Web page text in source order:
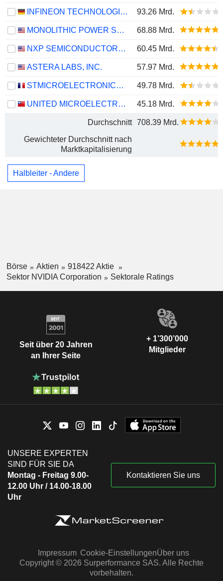
INFINEON TECHNOLOGIES AG 93.26 Mrd.
MONOLITHIC POWER SYSTEMS, INC. 68.88 Mrd.
NXP SEMICONDUCTORS N.V. 60.45 Mrd.
ASTERA LABS, INC. 57.97 Mrd.
STMICROELECTRONICS N.V. 49.78 Mrd.
UNITED MICROELECTRONICS CORPORATION 45.18 Mrd.
Durchschnitt 708.39 Mrd.
Gewichteter Durchschnitt nach
Marktkapitalisierung
Halbleiter - Andere
Börse Aktien
918422 Aktie
Sektor NVIDIA Corporation
Sektorale Ratings
Seit über 20 Jahren
an Ihrer Seite
+ 1’300’000
Mitglieder
UNSERE EXPERTEN
SIND FÜR SIE DA
Montag - Freitag 9.00-
12.00 Uhr / 14.00-18.00
Uhr
Kontaktieren Sie uns
Impressum Cookie-EinstellungenÜber uns
Copyright © 2026 Surperformance SAS. Alle Rechte
vorbehalten.